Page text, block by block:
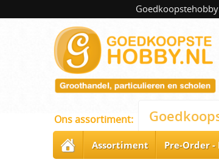
Ons assortiment:
Assortiment Pre-Order